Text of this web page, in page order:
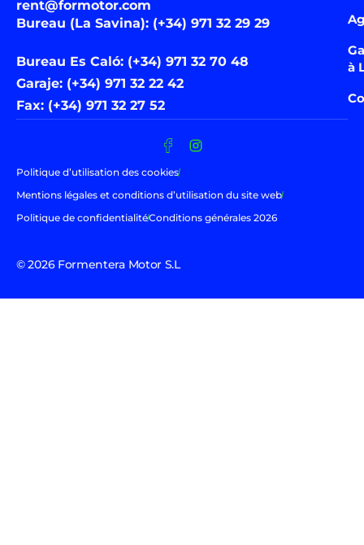
rent@formotor.com
Bureau (La Savina): (+34) 971 32 29 29
Bureau Es Caló: (+34) 971 32 70 48
Garaje: (+34) 971 32 22 42
Fax: (+34) 971 32 27 52
à
© 2026 Formentera Motor S.L
Politique d’utilisation des cookies
Mentions légales et conditions d’utilisation du site web
Politique de confidentialitéConditions générales 2026